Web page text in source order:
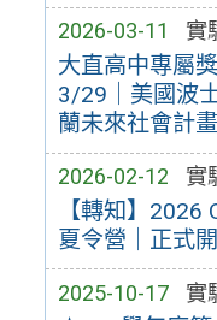
2026-03-11 實
大直高中專屬
3/29｜美國波
蘭未來社會計畫
2026-02-12 實
【轉知】2026
夏令營｜正式
2025-10-17 實